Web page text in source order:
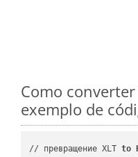
Como converter
exemplo de
// превращение XLT to